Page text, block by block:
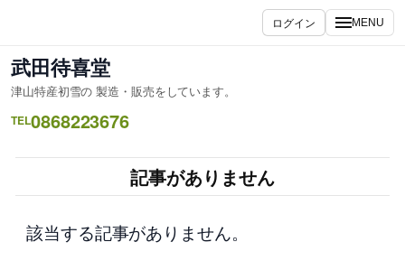
を
ス
キ
ッ
ログイン MENU
武田待喜堂
津山特産初雪の 製造・販売をしています。
TEL0868223676
記事がありません
該当する記事がありません。